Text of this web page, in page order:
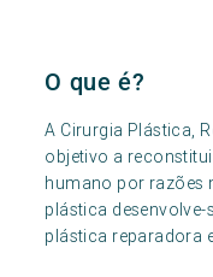
O que é?
A Cirurgia Plástica,
objetivo a
humano por razões
plástica
plástica reparadora